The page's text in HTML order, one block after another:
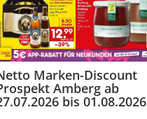
Marken-Discount
Amberg ab
bis 01.08.2026